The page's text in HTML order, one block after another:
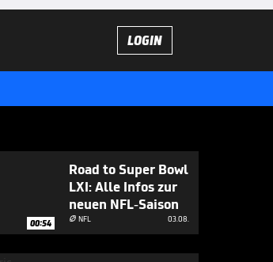
LOGIN
00:54
Road to Super Bowl
LXI: Alle Infos zur
neuen NFL-Saison
 NFL 03.08.